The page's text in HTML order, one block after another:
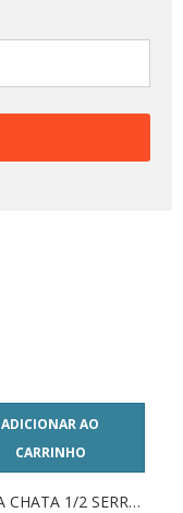
ADICIONAR AO
CARRINHO
BARRA CHATA 1/2 SERRALHEIRO